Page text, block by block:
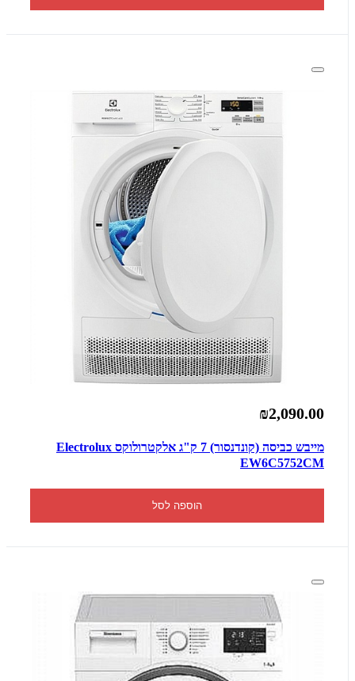
₪2,090.00
מייבש כביסה (קונדנסור) 7 ק"ג אלקטרולוקס Electrolux
EW6C5752CM
הוספה לסל